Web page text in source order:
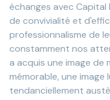
échanges avec
de convivialité et
professionnalisme de
constamment nos
a acquis une image
mémorable, une
tendanciellement